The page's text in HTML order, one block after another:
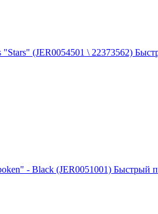
(JER0054501 \ 22373562)
- Black (JER0051001) Быстрый